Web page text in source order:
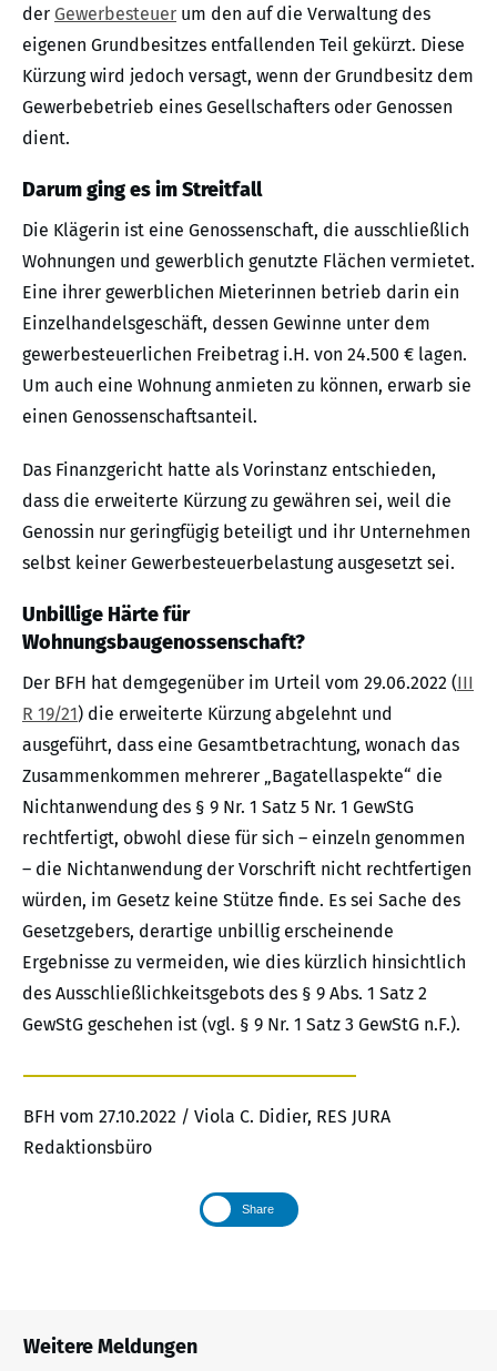
der Gewerbesteuer um den auf die Verwaltung des
eigenen Grundbesitzes entfallenden Teil gekürzt. Diese
Kürzung wird jedoch versagt, wenn der Grundbesitz dem
Gewerbebetrieb eines Gesellschafters oder Genossen
dient.
Darum ging es im Streitfall
Die Klägerin ist eine Genossenschaft, die ausschließlich
Wohnungen und gewerblich genutzte Flächen vermietet.
Eine ihrer gewerblichen Mieterinnen betrieb darin ein
Einzelhandelsgeschäft, dessen Gewinne unter dem
gewerbesteuerlichen Freibetrag i.H. von 24.500 € lagen.
Um auch eine Wohnung anmieten zu können, erwarb sie
einen Genossenschaftsanteil.
Das Finanzgericht hatte als Vorinstanz entschieden,
dass die erweiterte Kürzung zu gewähren sei, weil die
Genossin nur geringfügig beteiligt und ihr Unternehmen
selbst keiner Gewerbesteuerbelastung ausgesetzt sei.
Unbillige Härte für
Wohnungsbaugenossenschaft?
Der BFH hat demgegenüber im Urteil vom 29.06.2022 (III
R 19/21) die erweiterte Kürzung abgelehnt und
ausgeführt, dass eine Gesamtbetrachtung, wonach das
Zusammenkommen mehrerer „Bagatellaspekte“ die
Nichtanwendung des § 9 Nr. 1 Satz 5 Nr. 1 GewStG
rechtfertigt, obwohl diese für sich – einzeln genommen
– die Nichtanwendung der Vorschrift nicht rechtfertigen
würden, im Gesetz keine Stütze finde. Es sei Sache des
Gesetzgebers, derartige unbillig erscheinende
Ergebnisse zu vermeiden, wie dies kürzlich hinsichtlich
des Ausschließlichkeitsgebots des § 9 Abs. 1 Satz 2
GewStG geschehen ist (vgl. § 9 Nr. 1 Satz 3 GewStG n.F.).
BFH vom 27.10.2022 / Viola C. Didier, RES JURA
Redaktionsbüro
Share
Weitere Meldungen